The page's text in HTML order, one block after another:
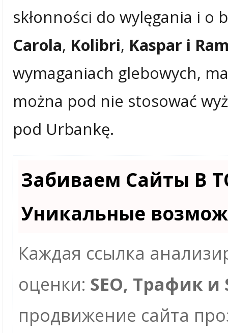
skłonności do wylęgania i
Carola, Kolibri, Kaspar i
wymaganiach glebowych,
można pod nie stosować
pod Urbankę.
Забиваем Сайты В
Уникальные
Каждая ссылка
оценки: SEO, Трафик и
продвижение сайта